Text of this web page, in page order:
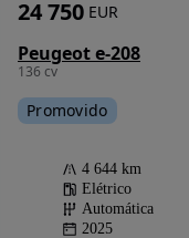
Peugeot e-208
136 cv
24 750 EUR
Promovido
4 644 km
Elétrico
Automática
2025